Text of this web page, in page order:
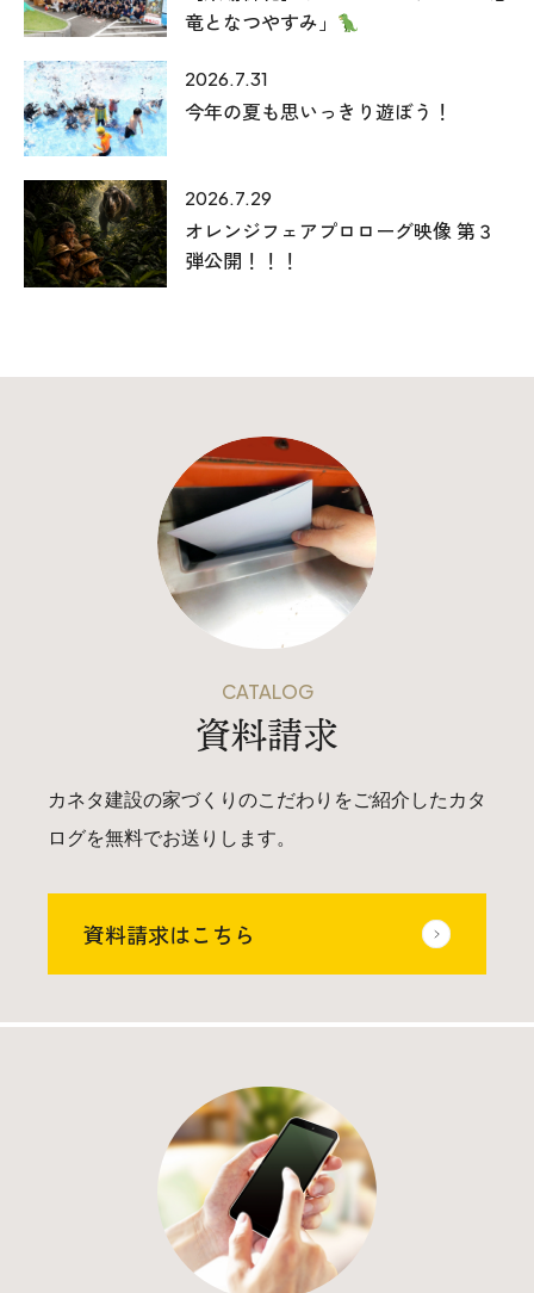
竜となつやすみ」
2026.7.31
今年の夏も思いっきり遊ぼう！
2026.7.29
オレンジフェアプロローグ映像 第３
弾公開！！！
CATALOG
資料請求
カネタ建設の家づくりのこだわりをご紹介したカタ
ログを無料でお送りします。
資料請求はこちら